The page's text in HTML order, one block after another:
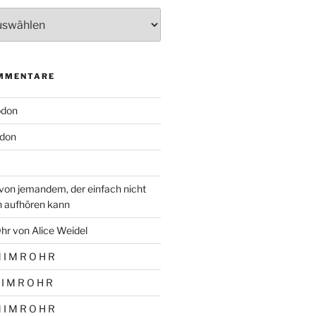
jemandem, der einfach nicht
aufhören kann
von Alice Weidel
I M R O H R
M R O H R
I M R O H R